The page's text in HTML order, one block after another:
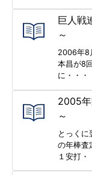
巨人戦
～
2006年8
本昌が8
に・・・
2005年
～
とっくに
の年棒査
１安打